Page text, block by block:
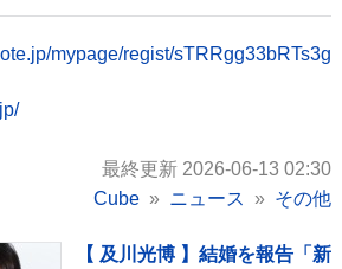
mypage/regist/
最終更新 2026-06-13 02:30
Cube
ニュース その他
【 及川光博 】結婚を報告「新